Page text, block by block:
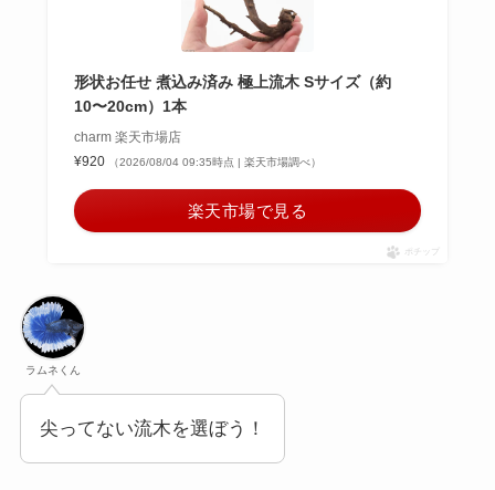
形状お任せ 煮込み済み 極上流木 Sサイズ（約
10〜20cm）1本
charm 楽天市場店
¥920
（2026/08/04 09:35時点 | 楽天市場調べ）
楽天市場で見る
ポチップ
ラムネくん
尖ってない流木を選ぼう！